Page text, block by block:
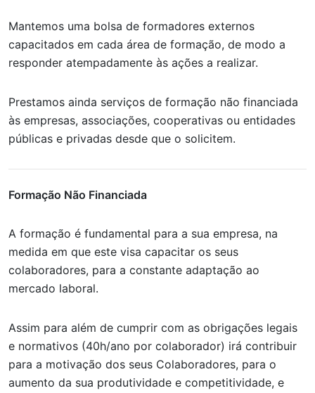
Mantemos uma bolsa de formadores externos
capacitados em cada área de formação, de modo a
responder atempadamente às ações a realizar.
Prestamos ainda serviços de formação não financiada
às empresas, associações, cooperativas ou entidades
públicas e privadas desde que o solicitem.
Formação Não Financiada
A formação é fundamental para a sua empresa, na
medida em que este visa capacitar os seus
colaboradores, para a constante adaptação ao
mercado laboral.
Assim para além de cumprir com as obrigações legais
e normativos (40h/ano por colaborador) irá contribuir
para a motivação dos seus Colaboradores, para o
aumento da sua produtividade e competitividade, e